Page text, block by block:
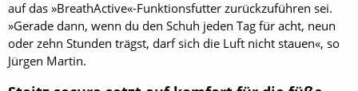
auf das »BreathActive«-Funktionsfutter zurückzuführen sei.
»Gerade dann, wenn du den Schuh jeden Tag für acht, neun
oder zehn Stunden trägst, darf sich die Luft nicht stauen«, so
Jürgen Martin.